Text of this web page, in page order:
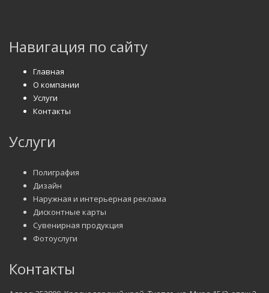
Навигация по сайту
Главная
О компании
Услуги
Контакты
Услуги
Полиграфия
Дизайн
Наружная и интерьерная реклама
Дисконтные карты
Сувенирная продукция
Фотоуслуги
Контакты